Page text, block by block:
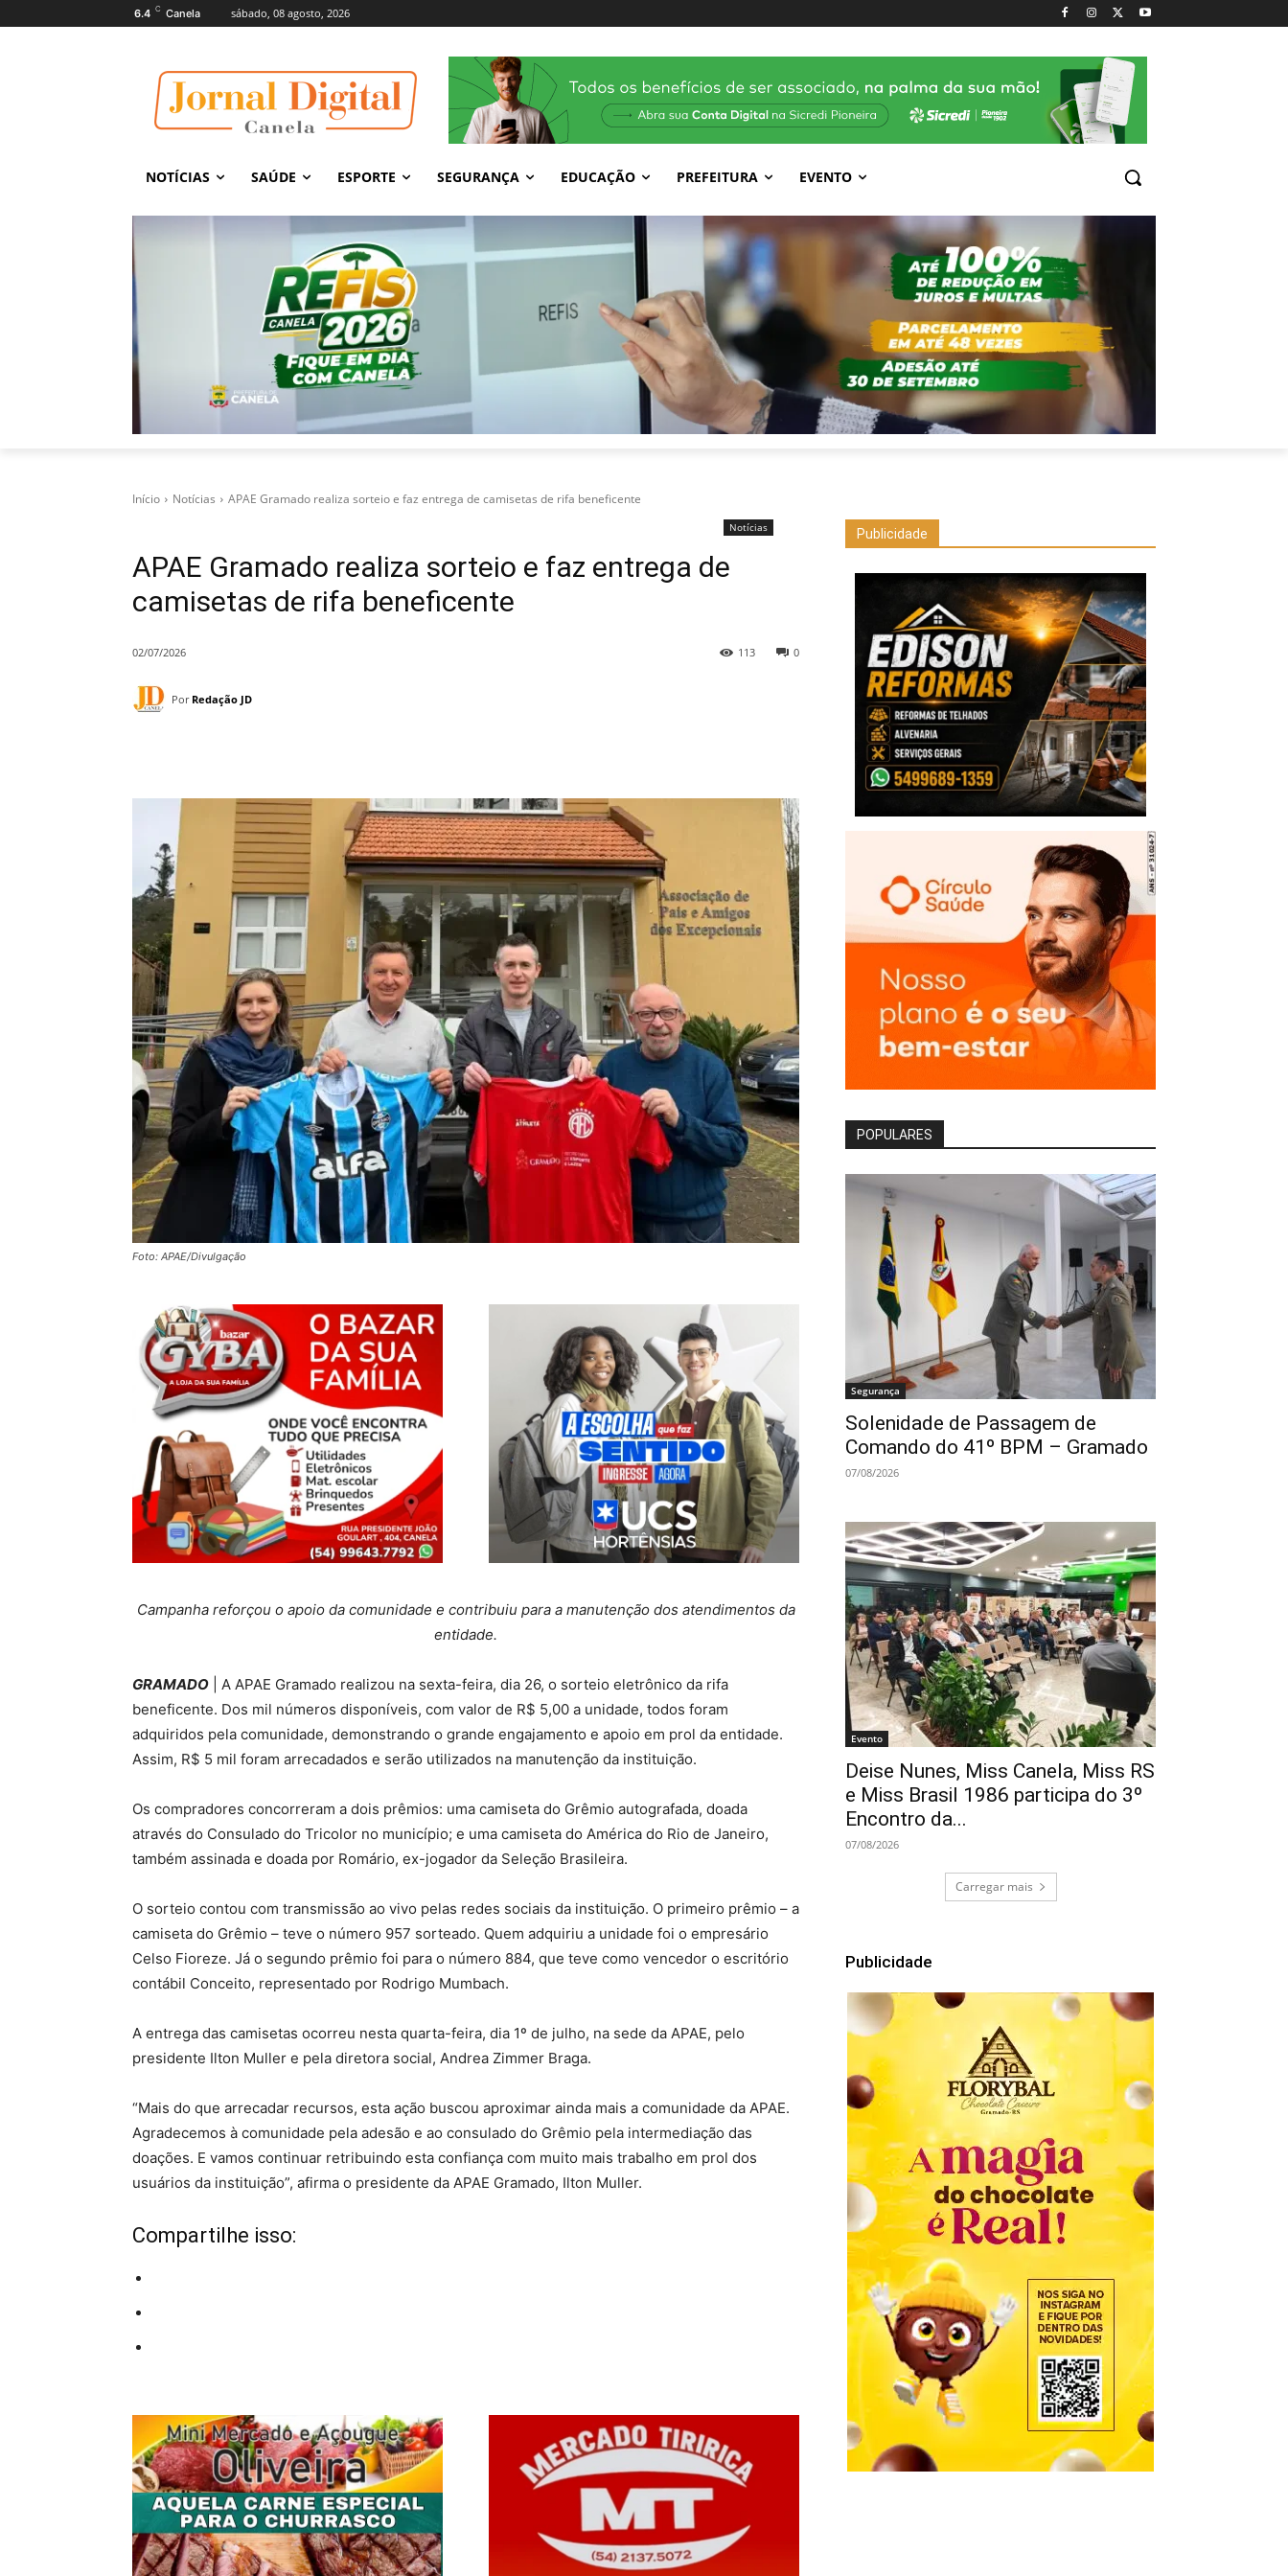
6.4 C Canela sábado, 08 agosto, 2026
NOTÍCIAS SAÚDE ESPORTE SEGURANÇA EDUCAÇÃO PREFEITURA EVENTO
Início Notícias APAE Gramado realiza sorteio e faz entrega de camisetas de rifa beneficente
Notícias
APAE Gramado realiza sorteio e faz entrega de
camisetas de rifa beneficente
02/07/2026 0
113
Por Redação JD
Foto: APAE/Divulgação
Campanha reforçou o apoio da comunidade e contribuiu para a manutenção dos atendimentos da
entidade.
GRAMADO | A APAE Gramado realizou na sexta-feira, dia 26, o sorteio eletrônico da rifa
beneficente. Dos mil números disponíveis, com valor de R$ 5,00 a unidade, todos foram
adquiridos pela comunidade, demonstrando o grande engajamento e apoio em prol da entidade.
Assim, R$ 5 mil foram arrecadados e serão utilizados na manutenção da instituição.
Os compradores concorreram a dois prêmios: uma camiseta do Grêmio autografada, doada
através do Consulado do Tricolor no município; e uma camiseta do América do Rio de Janeiro,
também assinada e doada por Romário, ex-jogador da Seleção Brasileira.
O sorteio contou com transmissão ao vivo pelas redes sociais da instituição. O primeiro prêmio – a
camiseta do Grêmio – teve o número 957 sorteado. Quem adquiriu a unidade foi o empresário
Celso Fioreze. Já o segundo prêmio foi para o número 884, que teve como vencedor o escritório
contábil Conceito, representado por Rodrigo Mumbach.
A entrega das camisetas ocorreu nesta quarta-feira, dia 1º de julho, na sede da APAE, pelo
presidente Ilton Muller e pela diretora social, Andrea Zimmer Braga.
“Mais do que arrecadar recursos, esta ação buscou aproximar ainda mais a comunidade da APAE.
Agradecemos à comunidade pela adesão e ao consulado do Grêmio pela intermediação das
doações. E vamos continuar retribuindo esta confiança com muito mais trabalho em prol dos
usuários da instituição”, afirma o presidente da APAE Gramado, Ilton Muller.
Compartilhe isso:
Publicidade
POPULARES
Segurança
Solenidade de Passagem de
Comando do 41º BPM – Gramado
07/08/2026
Evento
Deise Nunes, Miss Canela, Miss RS
e Miss Brasil 1986 participa do 3º
Encontro da...
07/08/2026
Carregar mais
Publicidade